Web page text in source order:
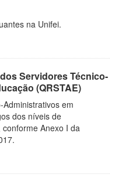
na Unifei.
Servidores Técnico-
(QRSTAE)
em
dos níveis de
conforme Anexo I da